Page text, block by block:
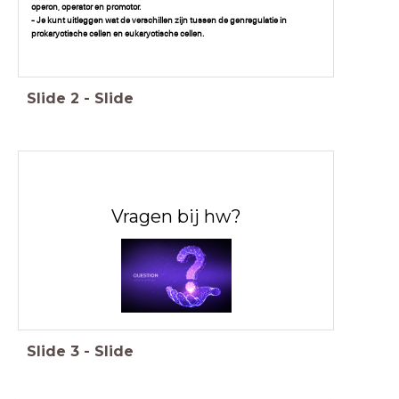
operon, operator en promotor.
- Je kunt uitleggen wat de verschillen zijn tussen de genregulatie in
prokaryotische cellen en eukaryotische cellen.
Slide 2 - Slide
Vragen bij hw?
Slide 3 - Slide